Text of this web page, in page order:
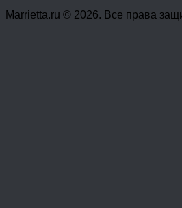
Marrietta.ru © 2026. Все права